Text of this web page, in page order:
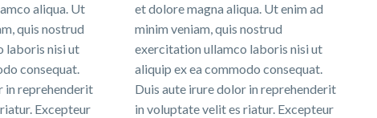
aliqua. Ut
quis nostrud
laboris nisi ut
consequat.
in reprehenderit
Excepteur
et dolore magna aliqua. Ut enim ad
minim veniam, quis nostrud
exercitation ullamco laboris nisi ut
aliquip ex ea commodo consequat.
Duis aute irure dolor in reprehenderit
in voluptate velit es riatur. Excepteur